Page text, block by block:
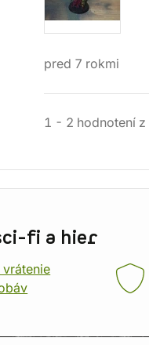
pred 7 rokmi
1 - 2 hodnotení z
fi a hier
vrátenie